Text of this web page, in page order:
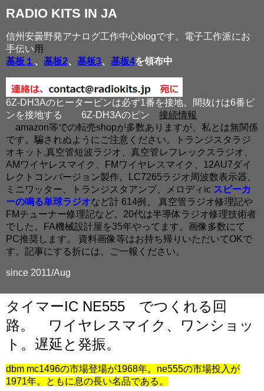
RADIO KITS IN JA
信州安曇野発アナログ工作中心blogです。電子工作派にお
手伝い用
基板１ 、 基板2、 基板3、 基板4を領布中
6Z-DH3Aのヒーターピンは必ず1番を接地。間抜けは6番ピ
ンを接地する
6Z-DH3Aのピン 接続情報
amazon等での転売shopが多数ありますが、私とは無関係
です。騙されぬようにご注意ください。トランジスタラジ
オキット,真空管短波ラジオ、真空管レフレックスラジオ、
AMワイヤレスマイク、FMワイヤレスマイク、12AU7ダイ
レクトコンバージョン製作。LC7265ラジオ周波数表示器、
ミニワッター、トランジスタアンプ、メロディic スピーカ
ーの鳴る単球ラジオなど計 614例。 真空管ラジオ修理記や
FMチューナー修理記など。20代は半導体ラジオ修理技術者
でした。FA機械設計屋を35年やってます。画像多数にて
PC推奨します。 資料画像等はお持ち帰りいただいてOKで
す。記事にする折には、ご一報ください。
since 2011/Aug
タイマーIC NE555 でつくれる回
路。 ワイヤレスマイク、ワンショッ
ト。遅延と発振。
dbm mc1496の市場登場が1968年。ne555の市場投入が
1971年。ともに息の長い名品である。